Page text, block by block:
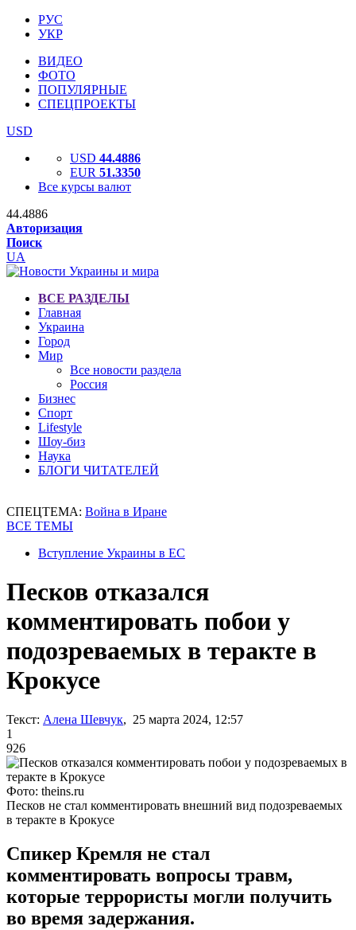
РУС
УКР
ВИДЕО
ФОТО
ПОПУЛЯРНЫЕ
СПЕЦПРОЕКТЫ
USD
USD 44.4886
EUR 51.3350
Все курсы валют
44.4886
Авторизация
Поиск
UA
ВСЕ РАЗДЕЛЫ
Главная
Украина
Город
Мир
Все новости раздела
Россия
Бизнес
Спорт
Lifestyle
Шоу-биз
Наука
БЛОГИ ЧИТАТЕЛЕЙ
СПЕЦТЕМА: Война в Иране
ВСЕ ТЕМЫ
Вступление Украины в ЕС
Песков отказался
комментировать побои у
подозреваемых в теракте в
Крокусе
Текст: Алена Шевчук, 25 марта 2024, 12:57
1
926
Фото: theins.ru
Песков не стал комментировать внешний вид подозреваемых
в теракте в Крокусе
Спикер Кремля не стал
комментировать вопросы травм,
которые террористы могли получить
во время задержания.